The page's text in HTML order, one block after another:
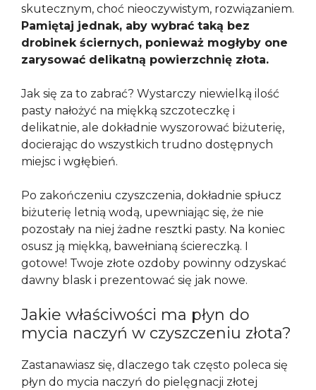
skutecznym, choć nieoczywistym, rozwiązaniem.
Pamiętaj jednak, aby wybrać taką bez
drobinek ściernych, ponieważ mogłyby one
zarysować delikatną powierzchnię złota.
Jak się za to zabrać? Wystarczy niewielką ilość
pasty nałożyć na miękką szczoteczkę i
delikatnie, ale dokładnie wyszorować biżuterię,
docierając do wszystkich trudno dostępnych
miejsc i wgłębień.
Po zakończeniu czyszczenia, dokładnie spłucz
biżuterię letnią wodą, upewniając się, że nie
pozostały na niej żadne resztki pasty. Na koniec
osusz ją miękką, bawełnianą ściereczką. I
gotowe! Twoje złote ozdoby powinny odzyskać
dawny blask i prezentować się jak nowe.
Jakie właściwości ma płyn do
mycia naczyń w czyszczeniu złota?
Zastanawiasz się, dlaczego tak często poleca się
płyn do mycia naczyń do pielęgnacji złotej